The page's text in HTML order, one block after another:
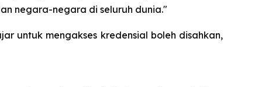
negara-negara di seluruh dunia."
untuk mengakses kredensial boleh disahkan,